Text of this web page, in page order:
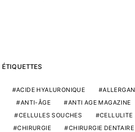
ÉTIQUETTES
ACIDE HYALURONIQUE
ALLERGAN
ANTI-ÂGE
ANTI AGE MAGAZINE
CELLULES SOUCHES
CELLULITE
CHIRURGIE
CHIRURGIE DENTAIRE